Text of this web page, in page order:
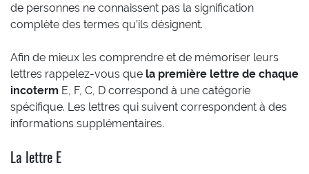
de personnes ne connaissent pas la signification
complète des termes qu’ils désignent.
Afin de mieux les comprendre et de mémoriser leurs
lettres rappelez-vous que la première lettre de chaque
incoterm E, F, C, D correspond à une catégorie
spécifique. Les lettres qui suivent correspondent à des
informations supplémentaires.
La lettre E